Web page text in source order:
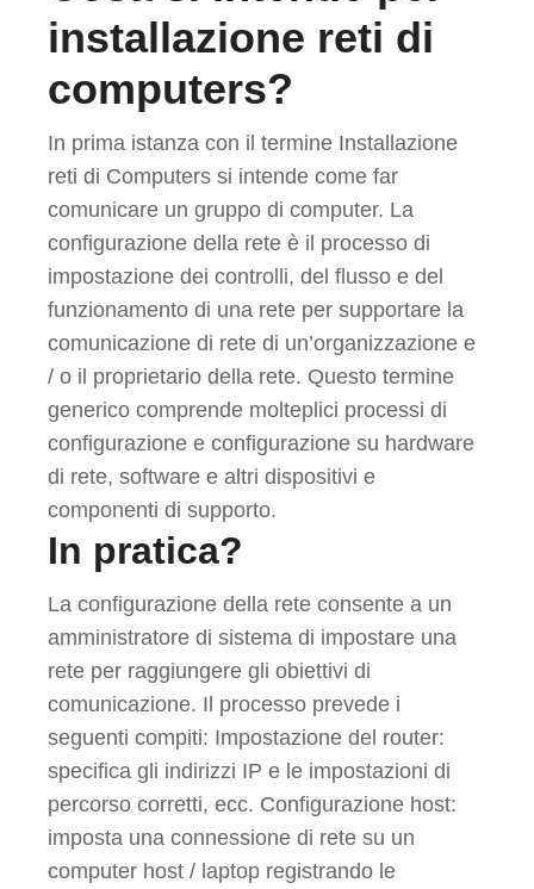
installazione reti di
computers?
In prima istanza con il termine Installazione
reti di Computers si intende come far
comunicare un gruppo di computer. La
configurazione della rete è il processo di
impostazione dei controlli, del flusso e del
funzionamento di una rete per supportare la
comunicazione di rete di un’organizzazione e
/ o il proprietario della rete. Questo termine
generico comprende molteplici processi di
configurazione e configurazione su hardware
di rete, software e altri dispositivi e
componenti di supporto.
In pratica?
La configurazione della rete consente a un
amministratore di sistema di impostare una
rete per raggiungere gli obiettivi di
comunicazione. Il processo prevede i
seguenti compiti: Impostazione del router:
specifica gli indirizzi IP e le impostazioni di
percorso corretti, ecc. Configurazione host:
imposta una connessione di rete su un
computer host / laptop registrando le